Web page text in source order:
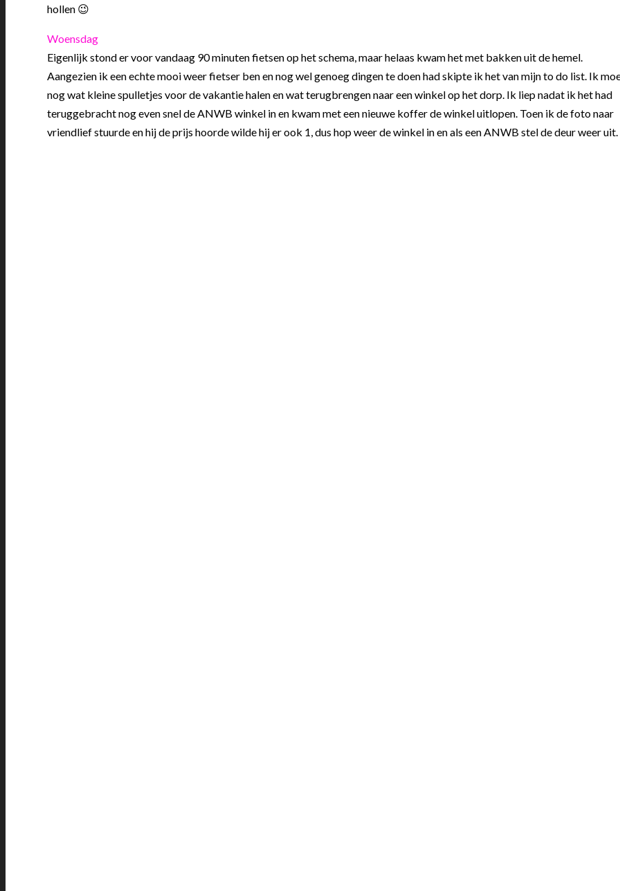
hollen 😉
Woensdag
Eigenlijk stond er voor vandaag 90 minuten fietsen op het schema, maar helaas kwam het met bakken uit de hemel.
Aangezien ik een echte mooi weer fietser ben en nog wel genoeg dingen te doen had skipte ik het van mijn to do list. Ik
nog wat kleine spulletjes voor de vakantie halen en wat terugbrengen naar een winkel op het dorp. Ik liep nadat ik het had
teruggebracht nog even snel de ANWB winkel in en kwam met een nieuwe koffer de winkel uitlopen. Toen ik de foto naar
vriendlief stuurde en hij de prijs hoorde wilde hij er ook 1, dus hop weer de winkel in en als een ANWB stel de deur weer uit.